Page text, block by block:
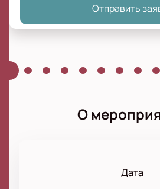
Отправить
О
Дата